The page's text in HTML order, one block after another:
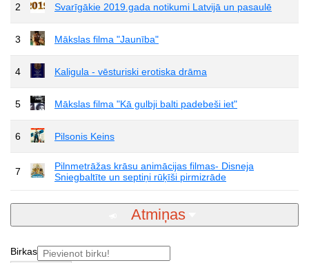
2 Svarīgākie 2019.gada notikumi Latvijā un pasaulē
3 Mākslas filma "Jaunība"
4 Kaligula - vēsturiski erotiska drāma
5 Mākslas filma "Kā gulbji balti padebeši iet"
6 Pilsonis Keins
7
Pilnmetrāžas krāsu animācijas filmas- Disneja
Sniegbaltīte un septiņi rūķīši pirmizrāde
Atmiņas
Birkas